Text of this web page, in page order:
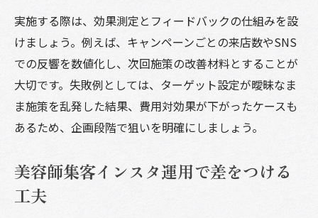
実施する際は、効果測定とフィードバックの仕組みを設
けましょう。例えば、キャンペーンごとの来店数やSNS
での反響を数値化し、次回施策の改善材料とすることが
大切です。失敗例としては、ターゲット設定が曖昧なま
ま施策を乱発した結果、費用対効果が下がったケースも
あるため、企画段階で狙いを明確にしましょう。
美容師集客インスタ運用で差をつける
工夫